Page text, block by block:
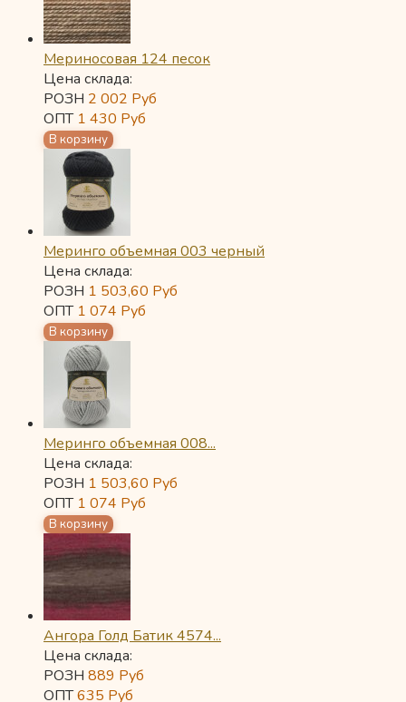
Мериносовая 124 песок
Цена склада:
РОЗН 2 002 Руб
ОПТ 1 430 Руб
Меринго объемная 003 черный
Цена склада:
РОЗН 1 503,60 Руб
ОПТ 1 074 Руб
Меринго объемная 008...
Цена склада:
РОЗН 1 503,60 Руб
ОПТ 1 074 Руб
Ангора Голд Батик 4574...
Цена склада:
РОЗН 889 Руб
ОПТ635 Руб